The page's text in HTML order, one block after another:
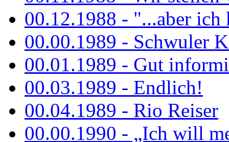
00.12.1988 - "...aber ich
00.00.1989 - Schwuler
00.01.1989 - Gut
00.03.1989 - Endlich!
00.04.1989 - Rio Reiser
00.00.1990 - „Ich will